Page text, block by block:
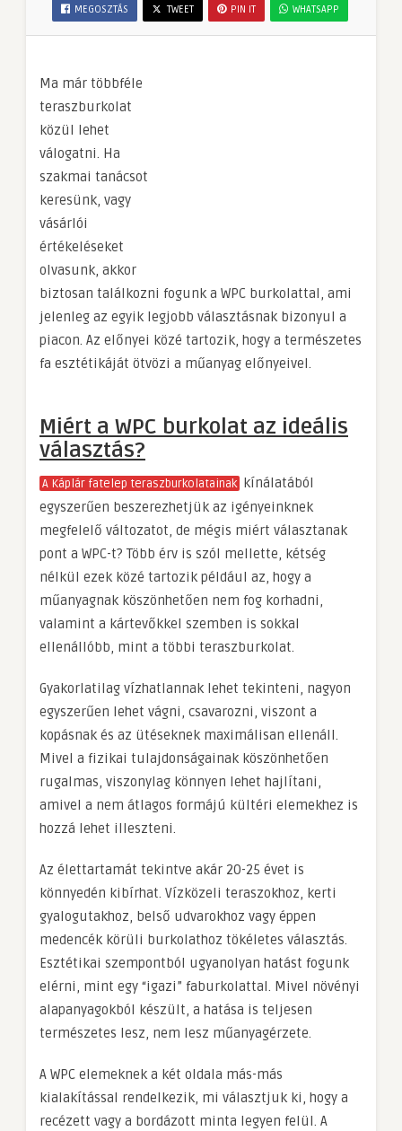
MEGOSZTÁS TWEET PIN IT WHATSAPP
Ma már többféle
teraszburkolat
közül lehet
válogatni. Ha
szakmai tanácsot
keresünk, vagy
vásárlói
értékeléseket
olvasunk, akkor
biztosan találkozni fogunk a WPC burkolattal, ami
jelenleg az egyik legjobb választásnak bizonyul a
piacon. Az előnyei közé tartozik, hogy a természetes
fa esztétikáját ötvözi a műanyag előnyeivel.
Miért a WPC burkolat az ideális
választás?
A Káplár fatelep teraszburkolatainak kínálatából
egyszerűen beszerezhetjük az igényeinknek
megfelelő változatot, de mégis miért választanak
pont a WPC-t? Több érv is szól mellette, kétség
nélkül ezek közé tartozik például az, hogy a
műanyagnak köszönhetően nem fog korhadni,
valamint a kártevőkkel szemben is sokkal
ellenállóbb, mint a többi teraszburkolat.
Gyakorlatilag vízhatlannak lehet tekinteni, nagyon
egyszerűen lehet vágni, csavarozni, viszont a
kopásnak és az ütéseknek maximálisan ellenáll.
Mivel a fizikai tulajdonságainak köszönhetően
rugalmas, viszonylag könnyen lehet hajlítani,
amivel a nem átlagos formájú kültéri elemekhez is
hozzá lehet illeszteni.
Az élettartamát tekintve akár 20-25 évet is
könnyedén kibírhat. Vízközeli teraszokhoz, kerti
gyalogutakhoz, belső udvarokhoz vagy éppen
medencék körüli burkolathoz tökéletes választás.
Esztétikai szempontból ugyanolyan hatást fogunk
elérni, mint egy “igazi” faburkolattal. Mivel növényi
alapanyagokból készült, a hatása is teljesen
természetes lesz, nem lesz műanyagérzete.
A WPC elemeknek a két oldala más-más
kialakítással rendelkezik, mi választjuk ki, hogy a
recézett vagy a bordázott minta legyen felül. A